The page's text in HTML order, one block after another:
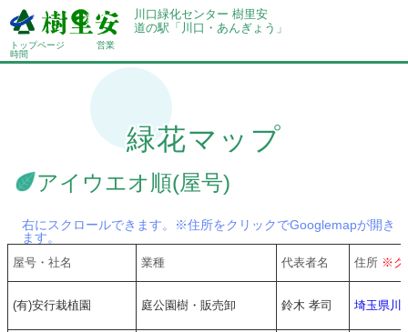
川口緑化センター 樹里安
道の駅「川口・あんぎょう」
トップページ
営業
時間
緑花マップ
アイウエオ順(屋号)
右にスクロールできます。※住所をクリックでGooglemapが開き
ます。
屋号・社名 業種 代表者名 住所※ク
(有)安行栽植園 庭公園樹・販売卸 鈴木 孝司 埼玉県川